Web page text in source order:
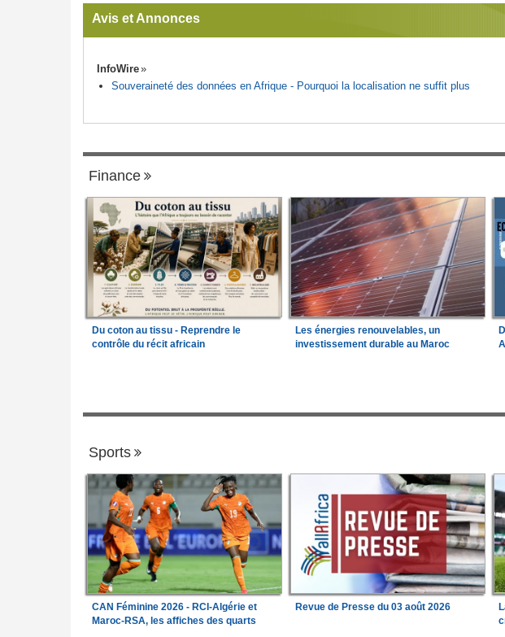
Avis et Annonces
InfoWire
Souveraineté des données en Afrique - Pourquoi la localisation ne suffit plus
Finance
Du coton au tissu - Reprendre le
contrôle du récit africain
Les énergies renouvelables, un
investissement durable au Maroc
Sports
CAN Féminine 2026 - RCI-Algérie et
Maroc-RSA, les affiches des quarts
Revue de Presse du 03 août 2026